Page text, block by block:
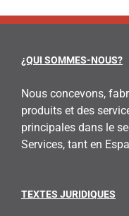
¿QUI SOMMES-NOUS?
Nous concevons,
produits et des
principales dans le
Services, tant en
TEXTES JURIDIQUES